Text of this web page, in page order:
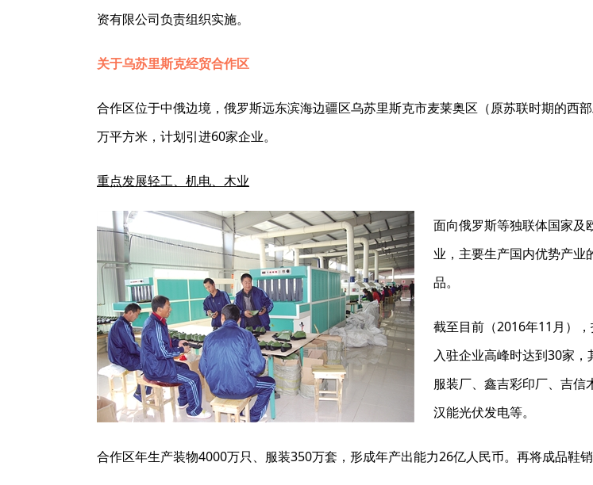
资有限公司负责组织实施。
关于乌苏里斯克经贸合作区
合作区位于中俄边境，俄罗斯远东滨海边疆区乌苏里斯克市麦莱奥区（原苏联时期的西
万平方米，计划引进60家企业。
重点发展轻工、机电、木业
面向俄罗斯等独联体国家及
业，主要生产国内优势产业
品。
截至目前（2016年11月）
入驻企业高峰时达到30家
服装厂、鑫吉彩印厂、吉信
汉能光伏发电等。
合作区年生产装物4000万只、服装350万套，形成年产出能力26亿人民币。再将成品鞋